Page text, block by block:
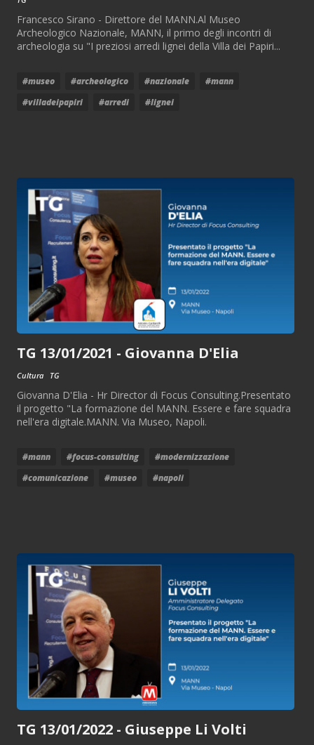
Francesco Sirano - Direttore del MANN.Al Museo
Archeologico Nazionale, MANN, il primo degli incontri di
archeologia su "I preziosi arredi lignei della Villa dei Papiri...
#museo #archeologico #nazionale
#mann
#villadeipapiri
#arredi #lignei
TG 13/01/2021 - Giovanna D'Elia
Cultura TG
Giovanna D'Elia - Hr Director di Focus Consulting.Presentato
il progetto "La formazione del MANN. Essere e fare squadra
nell'era digitale.MANN. Via Museo, Napoli.
#mann #focus-consulting
#modernizzazione
#comunicazione
#museo #napoli
TG 13/01/2022 - Giuseppe Li Volti